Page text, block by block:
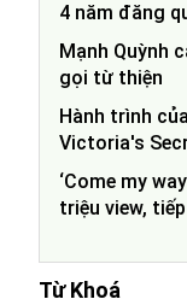
4 năm đăng
Mạnh Quỳnh
gọi từ thiện
Hành trình
Victoria's
‘Come my
triệu view,
Từ Khoá